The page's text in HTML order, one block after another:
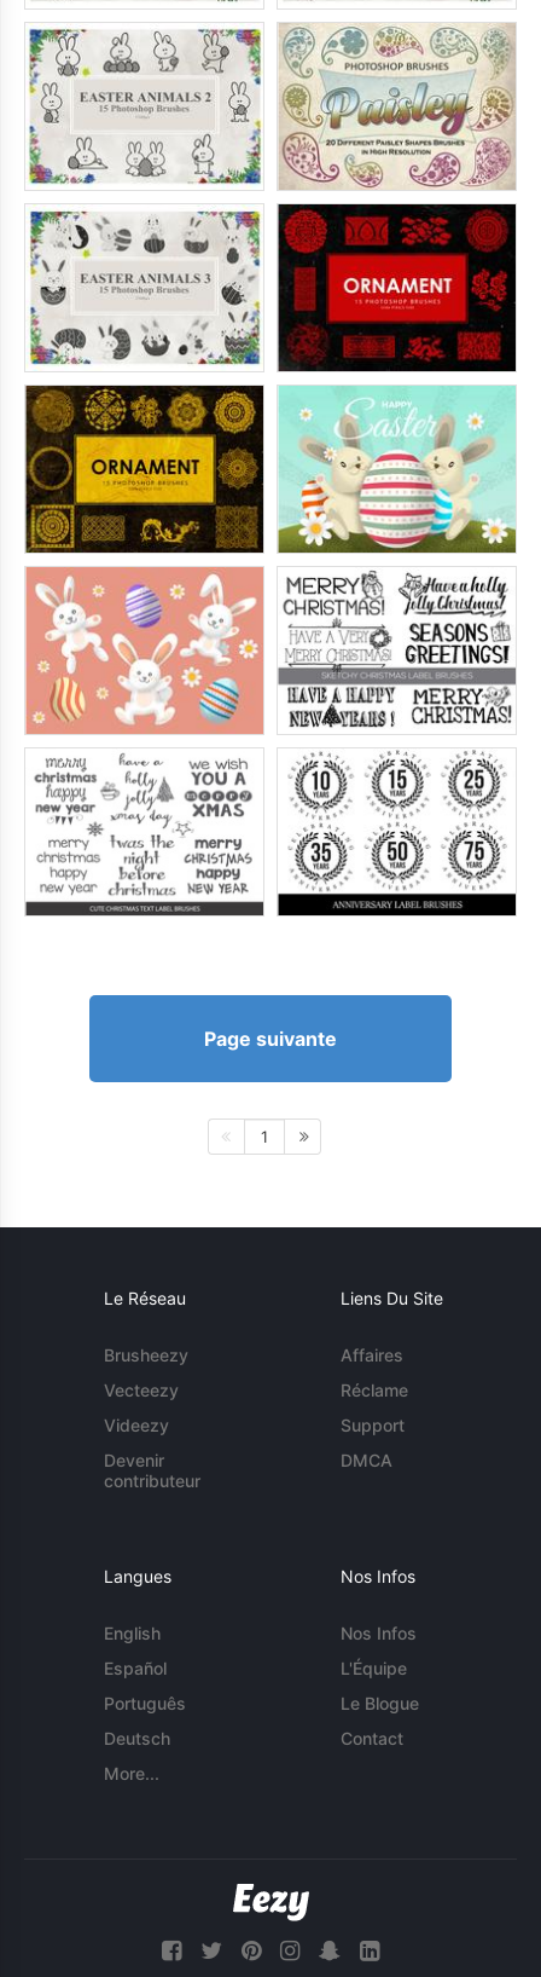
Page suivante
1
Le Réseau
Brusheezy
Vecteezy
Videezy
Devenir
contributeur
Liens Du Site
Affaires
Réclame
Support
DMCA
Langues
English
Español
Português
Deutsch
More...
Nos Infos
Nos Infos
L'Équipe
Le Blogue
Contact